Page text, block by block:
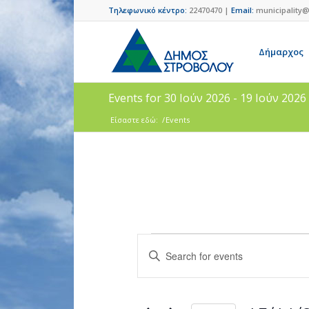
Τηλεφωνικό κέντρο: 22470470 | Email:
Δήμαρχος
Events for 30 Ιούν 2026 - 19 Ιούν 2026
Είσαστε εδώ: /Events
Events
Search
and
Enter
Keyword.
Search